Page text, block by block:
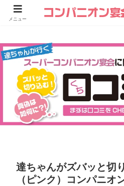
達ちゃんがズバッと切
（ピンク）コンパニオ
メニュー